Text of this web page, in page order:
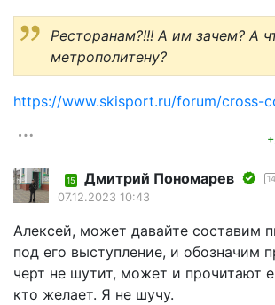
Ресторанам?!!! А им зачем? А
метрополитену?
https://www.skisport.ru/forum/cross-
15 Дмитрий Пономарев
07.12.2023 10:43
Алексей, может давайте составим
под его выступление, и обозначим
черт не шутит, может и прочитают
кто желает. Я не шучу.